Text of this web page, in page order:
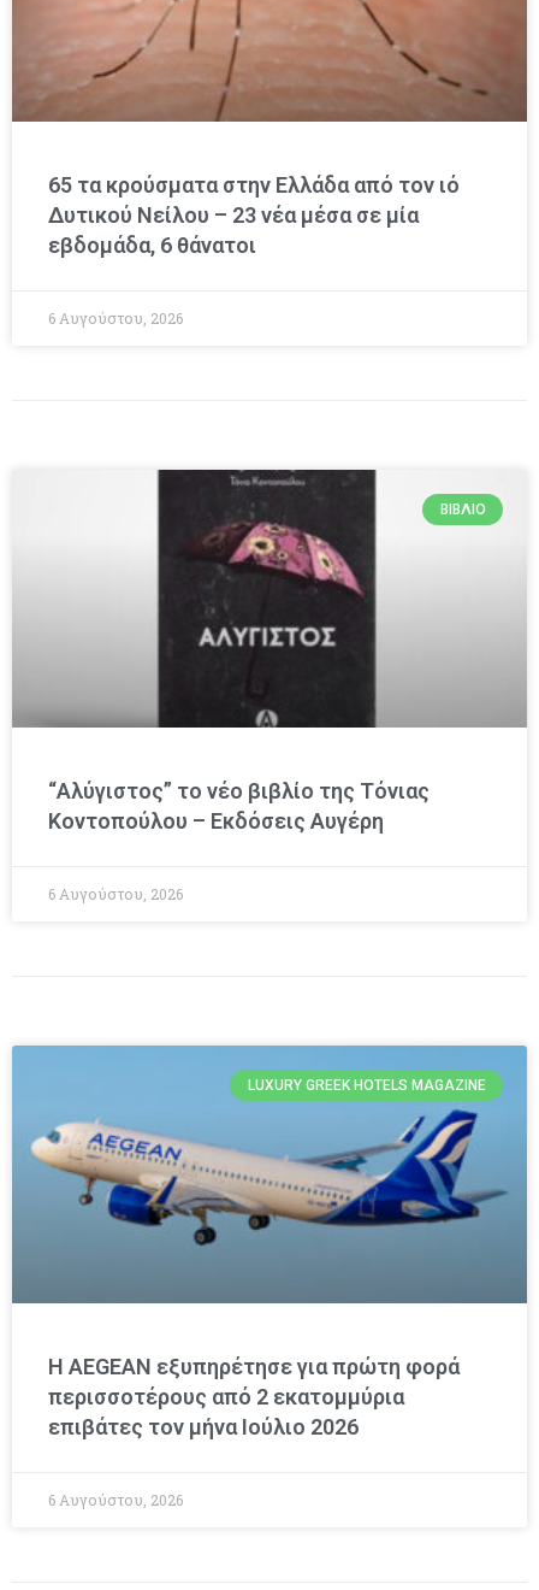
65 τα κρούσματα στην Ελλάδα από τον ιό
Δυτικού Νείλου – 23 νέα μέσα σε μία
εβδομάδα, 6 θάνατοι
6 Αυγούστου, 2026
ΒΙΒΛΊΟ
“Αλύγιστος” το νέο βιβλίο της Τόνιας
Κοντοπούλου – Εκδόσεις Αυγέρη
6 Αυγούστου, 2026
LUXURY GREEK HOTELS MAGAZINE
Η AEGEAN εξυπηρέτησε για πρώτη φορά
περισσοτέρους από 2 εκατομμύρια
επιβάτες τον μήνα Ιούλιο 2026
6 Αυγούστου, 2026